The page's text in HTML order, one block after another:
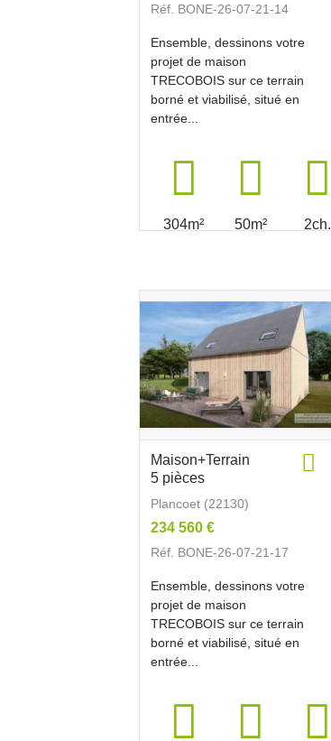
Réf. BONE-26-07-21-14
Ensemble, dessinons votre
projet de maison
TRECOBOIS sur ce terrain
borné et viabilisé, situé en
entrée...
304m² 50m² 2ch.
Maison+Terrain
5 pièces
Plancoet (22130)
234 560 €
Réf. BONE-26-07-21-17
Ensemble, dessinons votre
projet de maison
TRECOBOIS sur ce terrain
borné et viabilisé, situé en
entrée...